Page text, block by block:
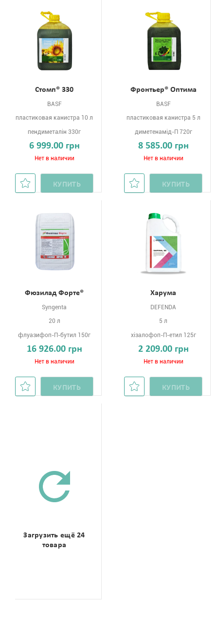
Стомп® 330
BASF
пластиковая канистра 10 л
пендиметалін 330г
6 999.00 грн
Нет в наличии
КУПИТЬ
Фронтьер® Оптима
BASF
пластиковая канистра 5 л
диметенамід-П 720г
8 585.00 грн
Нет в наличии
КУПИТЬ
Фюзилад Форте®
Syngenta
20 л
флуазифоп-П-бутил 150г
16 926.00 грн
Нет в наличии
КУПИТЬ
Харума
DEFENDA
5 л
хізалофоп-П-етил 125г
2 209.00 грн
Нет в наличии
КУПИТЬ
Загрузить ещё 24
товара